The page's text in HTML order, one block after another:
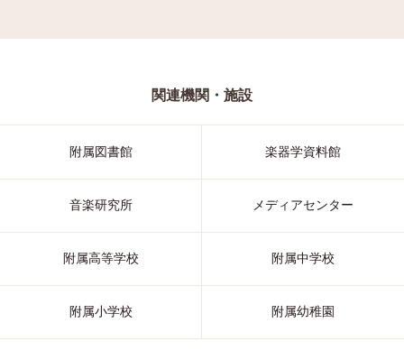
関連機関・施設
附属図書館 楽器学資料館
音楽研究所 メディアセンター
附属高等学校 附属中学校
附属小学校 附属幼稚園